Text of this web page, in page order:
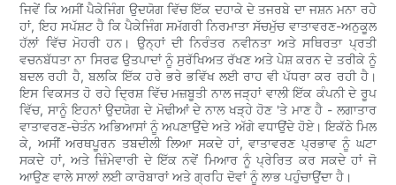
ਜਿਵੇਂ ਕਿ ਅਸੀਂ ਪੈਕੇਜਿੰਗ ਉਦਯੋਗ ਵਿੱਚ ਇੱਕ ਦਹਾਕੇ ਦੇ ਤਜਰਬੇ ਦਾ ਜਸ਼ਨ ਮਨਾ ਰਹੇ
ਹਾਂ, ਇਹ ਸਪੱਸ਼ਟ ਹੈ ਕਿ ਪੈਕੇਜਿੰਗ ਸਮੱਗਰੀ ਨਿਰਮਾਤਾ ਸੱਚਮੁੱਚ ਵਾਤਾਵਰਣ-ਅਨੁਕੂਲ
ਹੱਲਾਂ ਵਿੱਚ ਮੋਹਰੀ ਹਨ। ਉਨ੍ਹਾਂ ਦੀ ਨਿਰੰਤਰ ਨਵੀਨਤਾ ਅਤੇ ਸਥਿਰਤਾ ਪ੍ਰਤੀ
ਵਚਨਬੱਧਤਾ ਨਾ ਸਿਰਫ ਉਤਪਾਦਾਂ ਨੂੰ ਸੁਰੱਖਿਅਤ ਰੱਖਣ ਅਤੇ ਪੇਸ਼ ਕਰਨ ਦੇ ਤਰੀਕੇ ਨੂੰ
ਬਦਲ ਰਹੀ ਹੈ, ਬਲਕਿ ਇੱਕ ਹਰੇ ਭਰੇ ਭਵਿੱਖ ਲਈ ਰਾਹ ਵੀ ਪੱਧਰਾ ਕਰ ਰਹੀ ਹੈ।
ਇਸ ਵਿਕਸਤ ਹੋ ਰਹੇ ਦ੍ਰਿਸ਼ ਵਿੱਚ ਮਜ਼ਬੂਤੀ ਨਾਲ ਜੜ੍ਹਾਂ ਵਾਲੀ ਇੱਕ ਕੰਪਨੀ ਦੇ ਰੂਪ
ਵਿੱਚ, ਸਾਨੂੰ ਇਹਨਾਂ ਉਦਯੋਗ ਦੇ ਮੋਢੀਆਂ ਦੇ ਨਾਲ ਖੜ੍ਹੇ ਹੋਣ 'ਤੇ ਮਾਣ ਹੈ - ਲਗਾਤਾਰ
ਵਾਤਾਵਰਣ-ਚੇਤੰਨ ਅਭਿਆਸਾਂ ਨੂੰ ਅਪਣਾਉਂਦੇ ਅਤੇ ਅੱਗੇ ਵਧਾਉਂਦੇ ਹੋਏ। ਇਕੱਠੇ ਮਿਲ
ਕੇ, ਅਸੀਂ ਅਰਥਪੂਰਨ ਤਬਦੀਲੀ ਲਿਆ ਸਕਦੇ ਹਾਂ, ਵਾਤਾਵਰਣ ਪ੍ਰਭਾਵ ਨੂੰ ਘਟਾ
ਸਕਦੇ ਹਾਂ, ਅਤੇ ਜ਼ਿੰਮੇਵਾਰੀ ਦੇ ਇੱਕ ਨਵੇਂ ਮਿਆਰ ਨੂੰ ਪ੍ਰੇਰਿਤ ਕਰ ਸਕਦੇ ਹਾਂ ਜੋ
ਆਉਣ ਵਾਲੇ ਸਾਲਾਂ ਲਈ ਕਾਰੋਬਾਰਾਂ ਅਤੇ ਗ੍ਰਹਿ ਦੋਵਾਂ ਨੂੰ ਲਾਭ ਪਹੁੰਚਾਉਂਦਾ ਹੈ।